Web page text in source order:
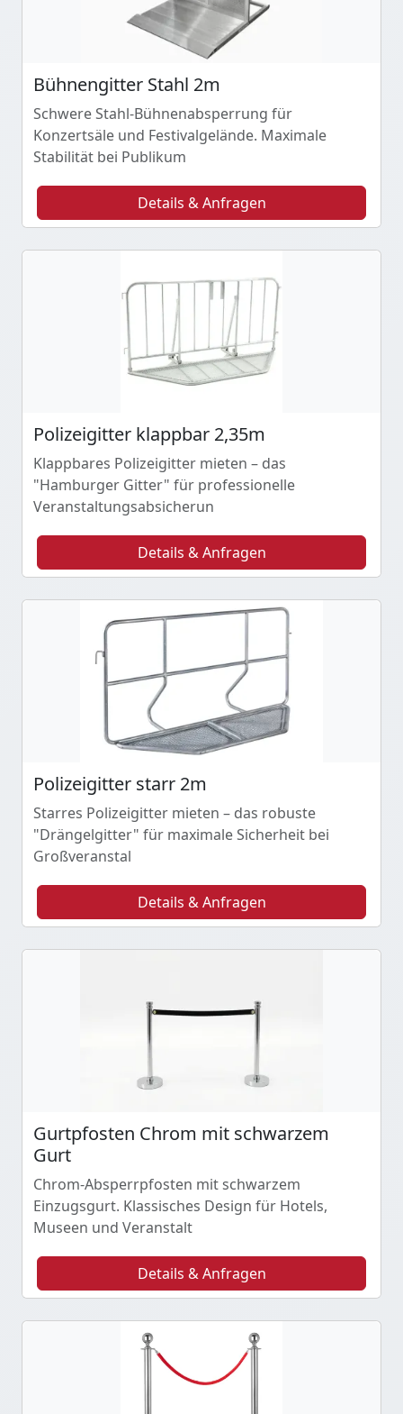
Bühnengitter Stahl 2m
Schwere Stahl-Bühnenabsperrung für
Konzertsäle und Festivalgelände. Maximale
Stabilität bei Publikum
Details & Anfragen
Polizeigitter klappbar 2,35m
Klappbares Polizeigitter mieten – das
"Hamburger Gitter" für professionelle
Veranstaltungsabsicherun
Details & Anfragen
Polizeigitter starr 2m
Starres Polizeigitter mieten – das robuste
"Drängelgitter" für maximale Sicherheit bei
Großveranstal
Details & Anfragen
Gurtpfosten Chrom mit schwarzem
Gurt
Chrom-Absperrpfosten mit schwarzem
Einzugsgurt. Klassisches Design für Hotels,
Museen und Veranstalt
Details & Anfragen